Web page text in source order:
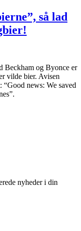
så lad
Beckham og Byonce er
vilde bier. Avisen
“Good news: We saved
nyheder i din